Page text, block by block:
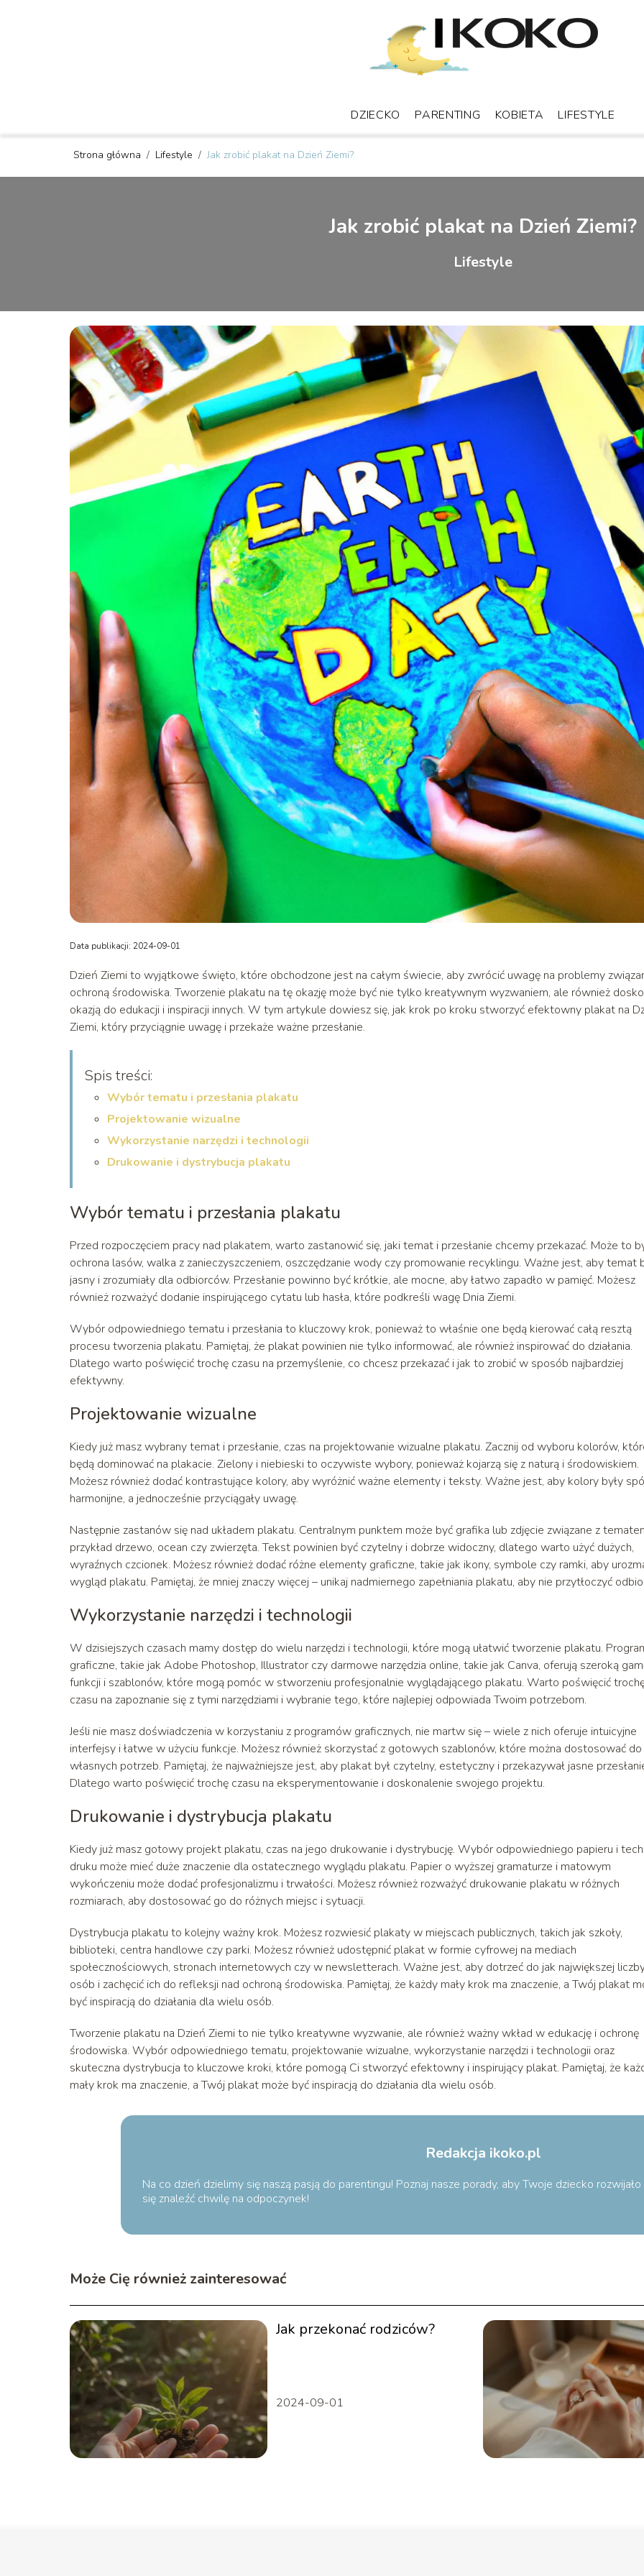
DZIECKO PARENTING KOBIETA LIFESTYLE
Strona główna / Lifestyle / Jak zrobić plakat na Dzień Ziemi?
Jak zrobić plakat na Dzień Ziemi?
Lifestyle
Data publikacji: 2024-09-01
Dzień Ziemi to wyjątkowe święto, które obchodzone jest na całym świecie, aby zwrócić uwagę na problemy
ochroną środowiska. Tworzenie plakatu na tę okazję może być nie tylko kreatywnym wyzwaniem, ale również
okazją do edukacji i inspiracji innych. W tym artykule dowiesz się, jak krok po kroku stworzyć efektowny plakat na
Ziemi, który przyciągnie uwagę i przekaże ważne przesłanie.
Spis treści:
Wybór tematu i przesłania plakatu
Projektowanie wizualne
Wykorzystanie narzędzi i technologii
Drukowanie i dystrybucja plakatu
Wybór tematu i przesłania plakatu
Przed rozpoczęciem pracy nad plakatem, warto zastanowić się, jaki temat i przesłanie chcemy przekazać. Może to
ochrona lasów, walka z zanieczyszczeniem, oszczędzanie wody czy promowanie recyklingu. Ważne jest, aby temat
jasny i zrozumiały dla odbiorców. Przesłanie powinno być krótkie, ale mocne, aby łatwo zapadło w pamięć. Możesz
również rozważyć dodanie inspirującego cytatu lub hasła, które podkreśli wagę Dnia Ziemi.
Wybór odpowiedniego tematu i przesłania to kluczowy krok, ponieważ to właśnie one będą kierować całą resztą
procesu tworzenia plakatu. Pamiętaj, że plakat powinien nie tylko informować, ale również inspirować do działania.
Dlatego warto poświęcić trochę czasu na przemyślenie, co chcesz przekazać i jak to zrobić w sposób najbardziej
efektywny.
Projektowanie wizualne
Kiedy już masz wybrany temat i przesłanie, czas na projektowanie wizualne plakatu. Zacznij od wyboru kolorów,
będą dominować na plakacie. Zielony i niebieski to oczywiste wybory, ponieważ kojarzą się z naturą i środowiskiem.
Możesz również dodać kontrastujące kolory, aby wyróżnić ważne elementy i teksty. Ważne jest, aby kolory były
harmonijne, a jednocześnie przyciągały uwagę.
Następnie zastanów się nad układem plakatu. Centralnym punktem może być grafika lub zdjęcie związane z
przykład drzewo, ocean czy zwierzęta. Tekst powinien być czytelny i dobrze widoczny, dlatego warto użyć dużych,
wyraźnych czcionek. Możesz również dodać różne elementy graficzne, takie jak ikony, symbole czy ramki, aby
wygląd plakatu. Pamiętaj, że mniej znaczy więcej – unikaj nadmiernego zapełniania plakatu, aby nie przytłoczyć
Wykorzystanie narzędzi i technologii
W dzisiejszych czasach mamy dostęp do wielu narzędzi i technologii, które mogą ułatwić tworzenie plakatu.
graficzne, takie jak Adobe Photoshop, Illustrator czy darmowe narzędzia online, takie jak Canva, oferują szeroką
funkcji i szablonów, które mogą pomóc w stworzeniu profesjonalnie wyglądającego plakatu. Warto poświęcić
czasu na zapoznanie się z tymi narzędziami i wybranie tego, które najlepiej odpowiada Twoim potrzebom.
Jeśli nie masz doświadczenia w korzystaniu z programów graficznych, nie martw się – wiele z nich oferuje intuicyjne
interfejsy i łatwe w użyciu funkcje. Możesz również skorzystać z gotowych szablonów, które można dostosować do
własnych potrzeb. Pamiętaj, że najważniejsze jest, aby plakat był czytelny, estetyczny i przekazywał jasne
Dlatego warto poświęcić trochę czasu na eksperymentowanie i doskonalenie swojego projektu.
Drukowanie i dystrybucja plakatu
Kiedy już masz gotowy projekt plakatu, czas na jego drukowanie i dystrybucję. Wybór odpowiedniego papieru i
druku może mieć duże znaczenie dla ostatecznego wyglądu plakatu. Papier o wyższej gramaturze i matowym
wykończeniu może dodać profesjonalizmu i trwałości. Możesz również rozważyć drukowanie plakatu w różnych
rozmiarach, aby dostosować go do różnych miejsc i sytuacji.
Dystrybucja plakatu to kolejny ważny krok. Możesz rozwiesić plakaty w miejscach publicznych, takich jak szkoły,
biblioteki, centra handlowe czy parki. Możesz również udostępnić plakat w formie cyfrowej na mediach
społecznościowych, stronach internetowych czy w newsletterach. Ważne jest, aby dotrzeć do jak największej
osób i zachęcić ich do refleksji nad ochroną środowiska. Pamiętaj, że każdy mały krok ma znaczenie, a Twój plakat
być inspiracją do działania dla wielu osób.
Tworzenie plakatu na Dzień Ziemi to nie tylko kreatywne wyzwanie, ale również ważny wkład w edukację i ochronę
środowiska. Wybór odpowiedniego tematu, projektowanie wizualne, wykorzystanie narzędzi i technologii oraz
skuteczna dystrybucja to kluczowe kroki, które pomogą Ci stworzyć efektowny i inspirujący plakat. Pamiętaj, że
mały krok ma znaczenie, a Twój plakat może być inspiracją do działania dla wielu osób.
Redakcja ikoko.pl
Na co dzień dzielimy się naszą pasją do parentingu! Poznaj nasze porady, aby Twoje dziecko
się znaleźć chwilę na odpoczynek!
Może Cię również zainteresować
Jak przekonać rodziców?
2024-09-01